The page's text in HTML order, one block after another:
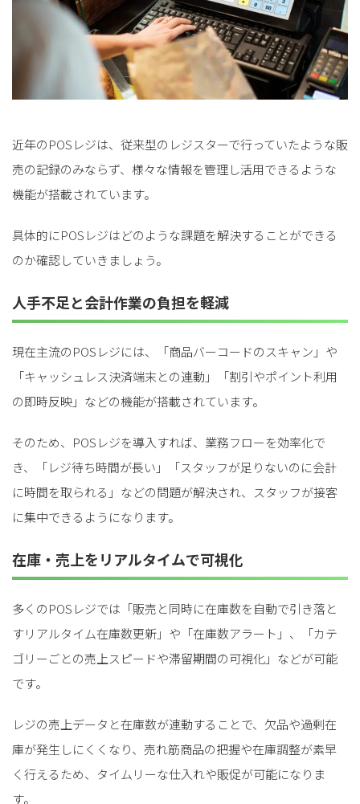
近年のPOSレジは、従来型のレジスターで行っていたような販
売の記録のみならず、様々な情報を管理し活用できるような
機能が搭載されています。
具体的にPOSレジはどのような課題を解決することができる
のか確認していきましょう。
人手不足と会計作業の負担を軽減
現在主流のPOSレジには、「商品バーコードのスキャン」や
「キャッシュレス決済端末との連動」「割引やポイント利用
の即時反映」などの機能が搭載されています。
そのため、POSレジを導入すれば、業務フローを効率化で
き、「レジ待ち時間が長い」「スタッフが足りないのに会計
に時間を取られる」などの問題が解決され、スタッフが接客
に集中できるようになります。
在庫・売上をリアルタイムで可視化
多くのPOSレジでは「販売と同時に在庫数を自動で引き落と
すリアルタイム在庫数更新」や「在庫数アラート」、「カテ
ゴリーごとの売上スピードや滞留期間の可視化」などが可能
です。
レジの売上データと在庫数が連動することで、欠品や過剰在
庫が発生しにくくなり、売れ筋商品の把握や在庫調整が素早
く行えるため、タイムリーな仕入れや販促が可能になりま
す。